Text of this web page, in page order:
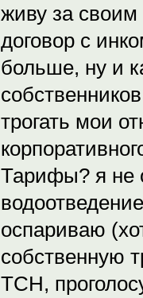
живу за своим
договор с
больше, ну и
трогать мои
Тарифы? я не
оспариваю
собственную
ТСН,